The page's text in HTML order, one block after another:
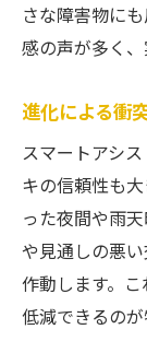
さな障害物に
感の声が多く、
進化による衝
スマートアシ
キの信頼性も
った夜間や雨
や見通しの悪
作動します。
低減できるのが